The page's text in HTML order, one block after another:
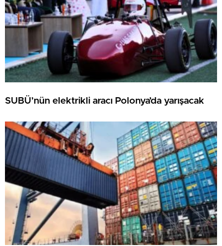
SUBÜ’nün elektrikli aracı Polonya’da yarışacak